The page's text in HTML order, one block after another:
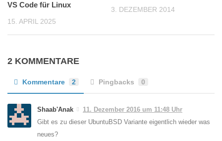
VS Code für Linux
15. APRIL 2025
3. DEZEMBER 2014
2 KOMMENTARE
Kommentare 2 Pingbacks 0
Shaab'Anak
11. Dezember 2016 um 11:48 Uhr
Gibt es zu dieser UbuntuBSD Variante eigentlich wieder was
neues?